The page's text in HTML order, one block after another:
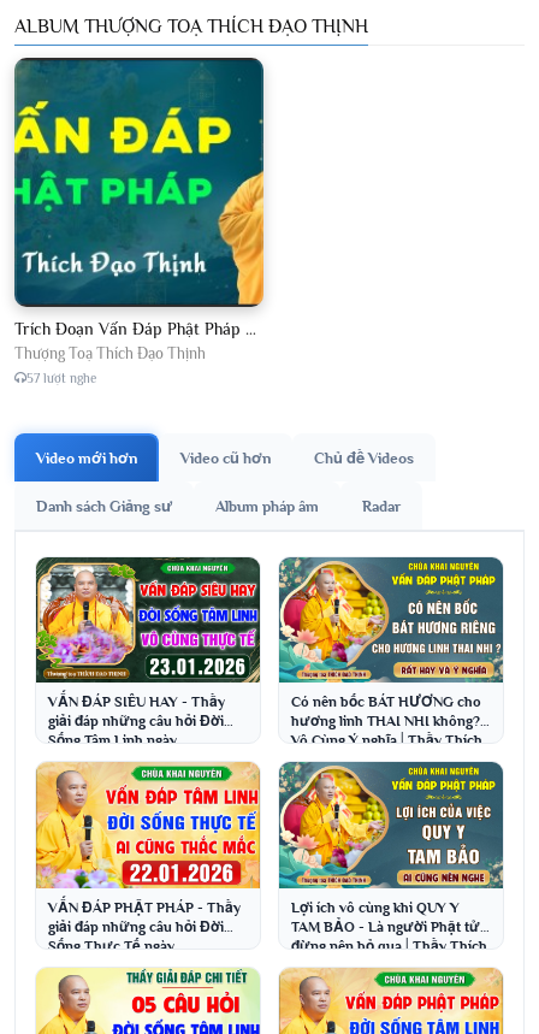
ALBUM THƯỢNG TOẠ THÍCH ĐẠO THỊNH
Trích Đoạn Vấn Đáp Phật Pháp 2026
Thượng Toạ Thích Đạo Thịnh
57 lượt nghe
Video mới hơn Video cũ hơn Chủ đề Videos
Danh sách Giảng sư Album pháp âm Radar
VẤN ĐÁP SIÊU HAY - Thầy
giải đáp những câu hỏi Đời
Sống Tâm Linh ngày
23.1.2026│Thầy Thích Đạo
Thịnh
Có nên bốc BÁT HƯƠNG cho
hương linh THAI NHI không?
Vô Cùng Ý nghĩa│Thầy Thích
Đạo Thịnh
VẤN ĐÁP PHẬT PHÁP - Thầy
giải đáp những câu hỏi Đời
Sống Thực Tế ngày
22.1.2026│Thầy Thích Đạo
Thịnh
Lợi ích vô cùng khi QUY Y
TAM BẢO - Là người Phật tử
đừng nên bỏ qua│Thầy Thích
Đạo Thịnh